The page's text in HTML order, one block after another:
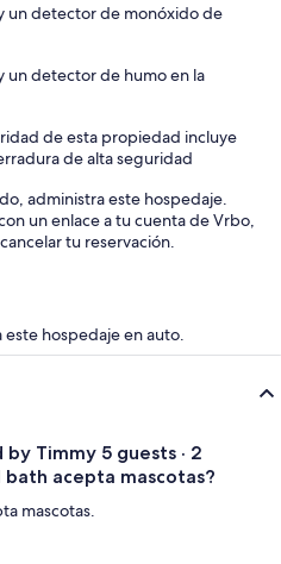
un detector de monóxido de
un detector de humo en la
de esta propiedad incluye
de alta seguridad
administra este hospedaje.
un enlace a tu cuenta de Vrbo,
tu reservación.
hospedaje en auto.
Timmy 5 guests · 2
bath acepta mascotas?
mascotas.